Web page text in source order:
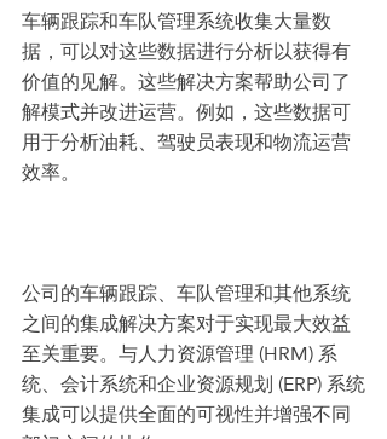
车辆跟踪和车队管理系统收集大量数
据，可以对这些数据进行分析以获得有
价值的见解。这些解决方案帮助公司了
解模式并改进运营。例如，这些数据可
用于分析油耗、驾驶员表现和物流运营
效率。
公司的车辆跟踪、车队管理和其他系统
之间的集成解决方案对于实现最大效益
至关重要。与人力资源管理 (HRM) 系
统、会计系统和企业资源规划 (ERP) 系统
集成可以提供全面的可视性并增强不同